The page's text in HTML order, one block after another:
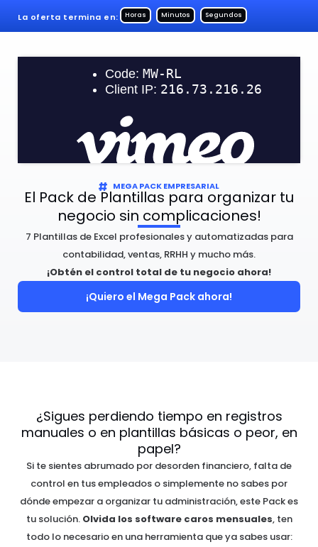
La oferta termina en: Horas Minutos Segundos
MEGA PACK EMPRESARIAL
El Pack de Plantillas para organizar tu
negocio sin complicaciones!
7 Plantillas de Excel profesionales y automatizadas para
contabilidad, ventas, RRHH y mucho más.
¡Obtén el control total de tu negocio ahora!
¡Quiero el Mega Pack ahora!
¿Sigues perdiendo tiempo en registros
manuales o en plantillas básicas o peor, en
papel?
Si te sientes abrumado por desorden financiero, falta de
control en tus empleados o simplemente no sabes por
dónde empezar a organizar tu administración, este Pack es
tu solución. Olvida los software caros mensuales, ten
todo lo necesario en una herramienta que ya sabes usar: